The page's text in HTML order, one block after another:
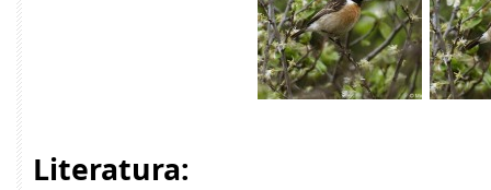
Literatura: